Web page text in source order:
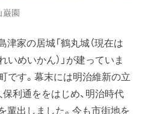
巌園
家の居城「鶴丸城（現在は
いめいかん）」が建っていま
です。幕末には明治維新の立
利通ををはじめ、明治時代
輩出しました。今も市街地を